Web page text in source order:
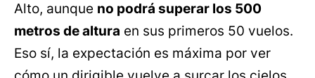
Alto, aunque no podrá superar los 500
metros de altura en sus primeros 50 vuelos.
Eso sí, la expectación es máxima por ver